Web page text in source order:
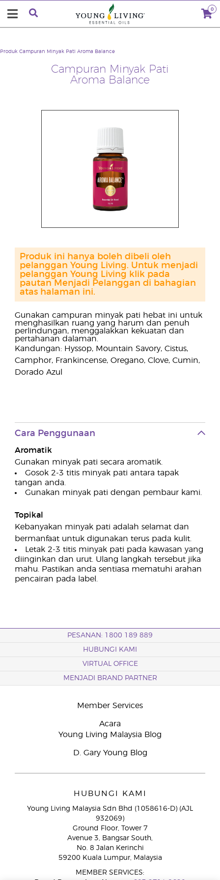
0
Campuran Minyak Pati
Aroma Balance
Produk Campuran Minyak Pati Aroma Balance
Gunakan campuran minyak pati hebat ini untuk
menghasilkan ruang yang harum dan penuh
perlindungan, menggalakkan kekuatan dan
pertahanan dalaman.
Kandungan: Hyssop, Mountain Savory, Cistus,
Camphor, Frankincense, Oregano, Clove, Cumin,
Dorado Azul
Produk ini hanya boleh dibeli oleh
pelanggan Young Living. Untuk menjadi
pelanggan Young Living klik pada
pautan Menjadi Pelanggan di bahagian
atas halaman ini.
Cara Penggunaan
Aromatik
Gunakan minyak pati secara aromatik.
Gosok 2-3 titis minyak pati antara tapak
tangan anda.
Gunakan minyak pati dengan pembaur kami.
Topikal
Kebanyakan minyak pati adalah selamat dan
bermanfaat untuk digunakan terus pada kulit.
Letak 2-3 titis minyak pati pada kawasan yang
diinginkan dan urut. Ulang langkah tersebut jika
mahu. Pastikan anda sentiasa mematuhi arahan
pencairan pada label.
PESANAN: 1800 189 889
HUBUNGI KAMI
VIRTUAL OFFICE
MENJADI BRAND PARTNER
Member Services
Acara
Young Living Malaysia Blog
D. Gary Young Blog
HUBUNGI KAMI
Young Living Malaysia Sdn Bhd (1058616-D) (AJL
932069)
Ground Floor, Tower 7
Avenue 3, Bangsar South,
No. 8 Jalan Kerinchi
59200 Kuala Lumpur, Malaysia
MEMBER SERVICES: